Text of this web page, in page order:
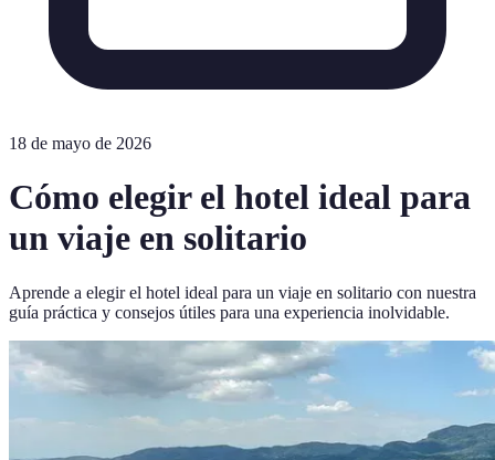
18 de mayo de 2026
Cómo elegir el hotel ideal para
un viaje en solitario
Aprende a elegir el hotel ideal para un viaje en solitario con nuestra
guía práctica y consejos útiles para una experiencia inolvidable.